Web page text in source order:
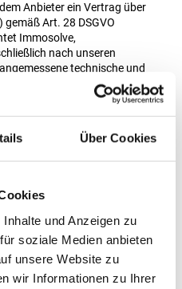
Über Cookies
und Anzeigen zu
soziale Medien anbieten
unsere Website zu
wir Informationen zu Ihrer
Anbieter ein Vertrag über
Art. 28 DSGVO
Immosolve,
nach unseren
technische und
Schutz der Daten zu
durch
des